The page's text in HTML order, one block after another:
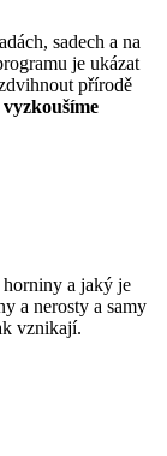
sadech a na
je ukázat
přírodě
horniny a jaký je
a nerosty a samy
vznikají.